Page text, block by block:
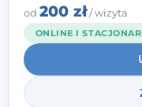
od 200 zł/ wizyta
ONLINE I